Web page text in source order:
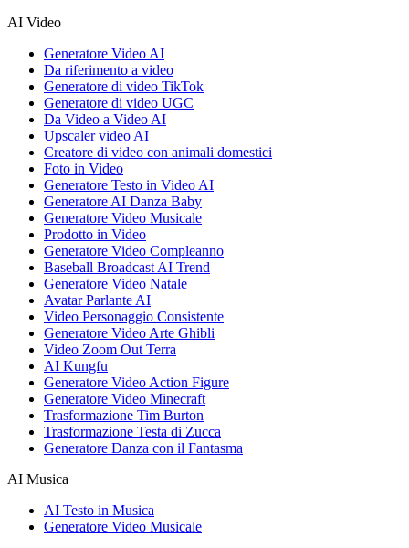
AI Video
Generatore Video AI
Da riferimento a video
Generatore di video TikTok
Generatore di video UGC
Da Video a Video AI
Upscaler video AI
Creatore di video con animali domestici
Foto in Video
Generatore Testo in Video AI
Generatore AI Danza Baby
Generatore Video Musicale
Prodotto in Video
Generatore Video Compleanno
Baseball Broadcast AI Trend
Generatore Video Natale
Avatar Parlante AI
Video Personaggio Consistente
Generatore Video Arte Ghibli
Video Zoom Out Terra
AI Kungfu
Generatore Video Action Figure
Generatore Video Minecraft
Trasformazione Tim Burton
Trasformazione Testa di Zucca
Generatore Danza con il Fantasma
AI Musica
AI Testo in Musica
Generatore Video Musicale